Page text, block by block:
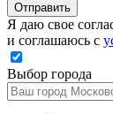
Отправить
Я даю свое
и соглашаюсь с
Выбор города